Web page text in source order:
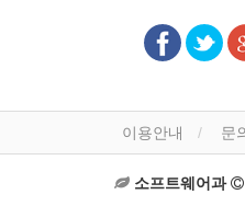
이용안내 문
소프트웨어과